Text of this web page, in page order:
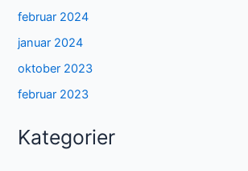
februar 2024
januar 2024
oktober 2023
februar 2023
Kategorier